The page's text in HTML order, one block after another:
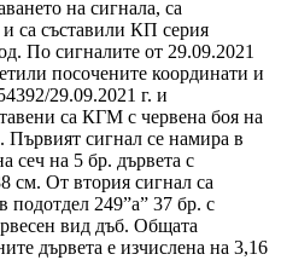
на сигнала, са
са съставили КП серия
По сигналите от 29.09.2021
посочените координати и
29.09.2021 г. и
са КГМ с червена боя на
Първият сигнал се намира в
сеч на 5 бр. дървета с
см. От втория сигнал са
подотдел 249”а” 37 бр. с
вид дъб. Общата
дървета е изчислена на 3,16